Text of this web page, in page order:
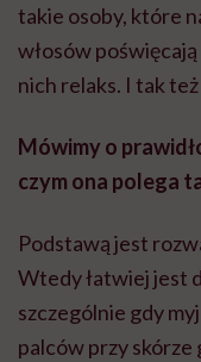
takie osoby, które
włosów
nich relaks. I tak
Mówimy o
czym ona polega
Podstawą jest
Wtedy łatwiej jest
szczególnie gdy
palców przy skórze